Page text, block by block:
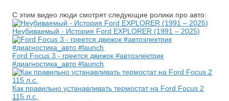
С этим видео люди смотрят следующие ролики про авто:
Неубиваемый - История Ford EXPLORER (1991 – 2025)
Ford Focus 3 - греется движок #автоэлектрик
#диагностика_авто #launch
Как правильно устанавливать термостат на Ford Focus 2
115 л.с.